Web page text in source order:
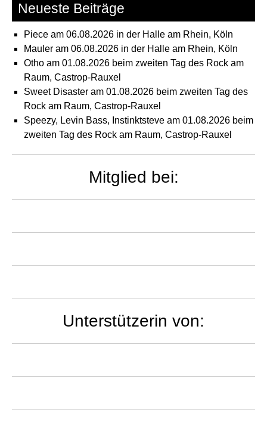
Neueste Beiträge
Piece am 06.08.2026 in der Halle am Rhein, Köln
Mauler am 06.08.2026 in der Halle am Rhein, Köln
Otho am 01.08.2026 beim zweiten Tag des Rock am
Raum, Castrop-Rauxel
Sweet Disaster am 01.08.2026 beim zweiten Tag des
Rock am Raum, Castrop-Rauxel
Speezy, Levin Bass, Instinktsteve am 01.08.2026 beim
zweiten Tag des Rock am Raum, Castrop-Rauxel
Mitglied bei:
Unterstützerin von: